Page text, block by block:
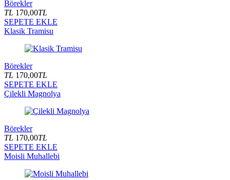
Börekler
TL 170,00TL
SEPETE EKLE
Klasik Tramisu
Börekler
TL 170,00TL
SEPETE EKLE
Çilekli Magnolya
Börekler
TL 170,00TL
SEPETE EKLE
Moisli Muhallebi